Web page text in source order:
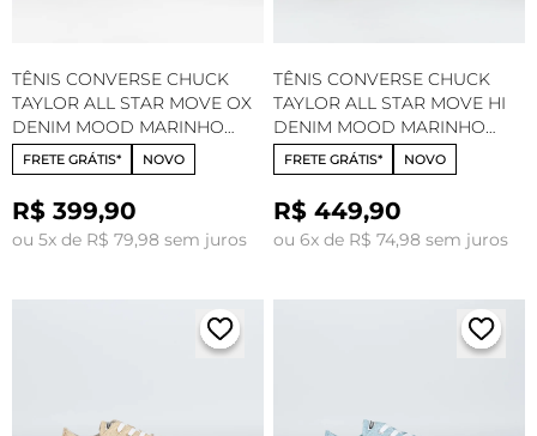
TÊNIS CONVERSE CHUCK
TAYLOR ALL STAR MOVE OX
DENIM MOOD MARINHO
AMENDOA CT34060001
FRETE GRÁTIS* NOVO
R$ 399,90
ou 5x de R$ 79,98 sem juros
TÊNIS CONVERSE CHUCK
TAYLOR ALL STAR MOVE HI
DENIM MOOD MARINHO
AMENDOA CT34050001
FRETE GRÁTIS* NOVO
R$ 449,90
ou 6x de R$ 74,98 sem juros